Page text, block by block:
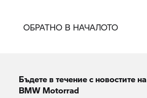
ОБРАТНО В НАЧАЛОТО
Бъдете в течение с новостите на
BMW Motorrad